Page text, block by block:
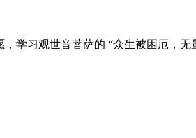
学习观世音菩萨的 “众生被困厄，